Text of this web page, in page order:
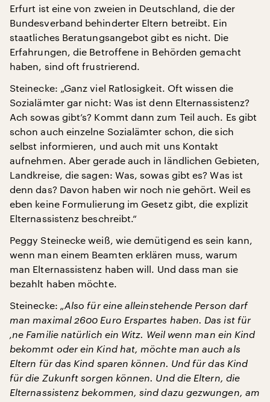
Erfurt ist eine von zweien in Deutschland, die der
Bundesverband behinderter Eltern betreibt. Ein
staatliches Beratungsangebot gibt es nicht. Die
Erfahrungen, die Betroffene in Behörden gemacht
haben, sind oft frustrierend.
Steinecke: „Ganz viel Ratlosigkeit. Oft wissen die
Sozialämter gar nicht: Was ist denn Elternassistenz?
Ach sowas gibt’s? Kommt dann zum Teil auch. Es gibt
schon auch einzelne Sozialämter schon, die sich
selbst informieren, und auch mit uns Kontakt
aufnehmen. Aber gerade auch in ländlichen Gebieten,
Landkreise, die sagen: Was, sowas gibt es? Was ist
denn das? Davon haben wir noch nie gehört. Weil es
eben keine Formulierung im Gesetz gibt, die explizit
Elternassistenz beschreibt.“
Peggy Steinecke weiß, wie demütigend es sein kann,
wenn man einem Beamten erklären muss, warum
man Elternassistenz haben will. Und dass man sie
bezahlt haben möchte.
Steinecke: „Also für eine alleinstehende Person darf
man maximal 2600 Euro Erspartes haben. Das ist für
‚ne Familie natürlich ein Witz. Weil wenn man ein Kind
bekommt oder ein Kind hat, möchte man auch als
Eltern für das Kind sparen können. Und für das Kind
für die Zukunft sorgen können. Und die Eltern, die
Elternassistenz bekommen, sind dazu gezwungen, am